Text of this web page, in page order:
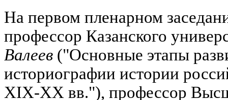
На первом пленарном
профессор Казанского
Валеев ("Основные этапы
историографии истории
XIX-XX вв."), профессор